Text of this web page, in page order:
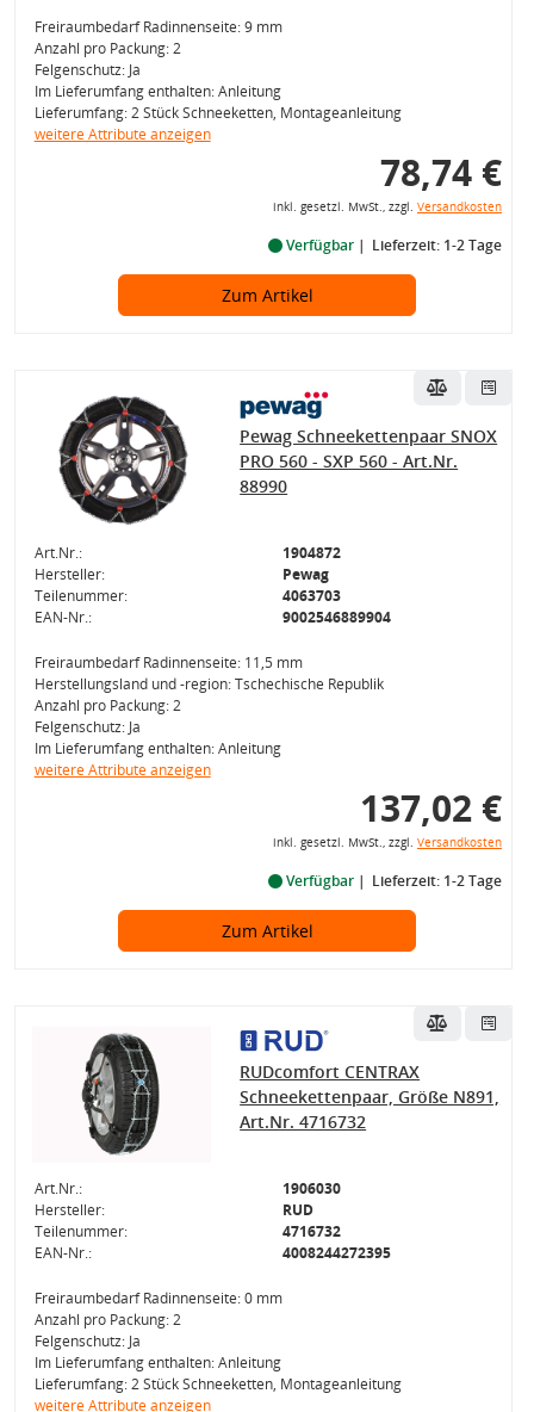
Freiraumbedarf Radinnenseite: 9 mm
Anzahl pro Packung: 2
Felgenschutz: Ja
Im Lieferumfang enthalten: Anleitung
Lieferumfang: 2 Stück Schneeketten, Montageanleitung
weitere Attribute anzeigen
78,74 €
inkl. gesetzl. MwSt., zzgl. Versandkosten
Verfügbar Lieferzeit: 1-2 Tage
Zum Artikel
Pewag Schneekettenpaar SNOX
PRO 560 - SXP 560 - Art.Nr.
88990
Art.Nr.:
1904872
Hersteller:
Pewag
Teilenummer:
4063703
EAN-Nr.:
9002546889904
Freiraumbedarf Radinnenseite: 11,5 mm
Herstellungsland und -region: Tschechische Republik
Anzahl pro Packung: 2
Felgenschutz: Ja
Im Lieferumfang enthalten: Anleitung
weitere Attribute anzeigen
137,02 €
inkl. gesetzl. MwSt., zzgl. Versandkosten
Verfügbar Lieferzeit: 1-2 Tage
Zum Artikel
RUDcomfort CENTRAX
Schneekettenpaar, Größe N891,
Art.Nr. 4716732
Art.Nr.:
1906030
Hersteller:
RUD
Teilenummer:
4716732
EAN-Nr.:
4008244272395
Freiraumbedarf Radinnenseite: 0 mm
Anzahl pro Packung: 2
Felgenschutz: Ja
Im Lieferumfang enthalten: Anleitung
Lieferumfang: 2 Stück Schneeketten, Montageanleitung
weitere Attribute anzeigen